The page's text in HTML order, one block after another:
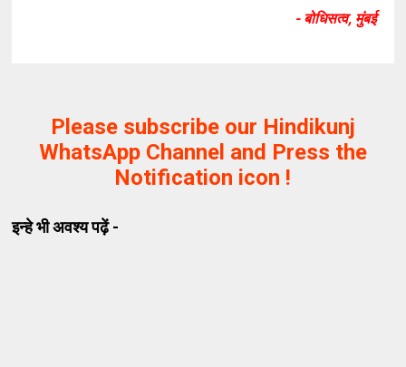
- बोधिसत्व, मुंबई
Please subscribe our Hindikunj
WhatsApp Channel and Press the
Notification icon !
इन्हे भी अवश्य पढ़ें -